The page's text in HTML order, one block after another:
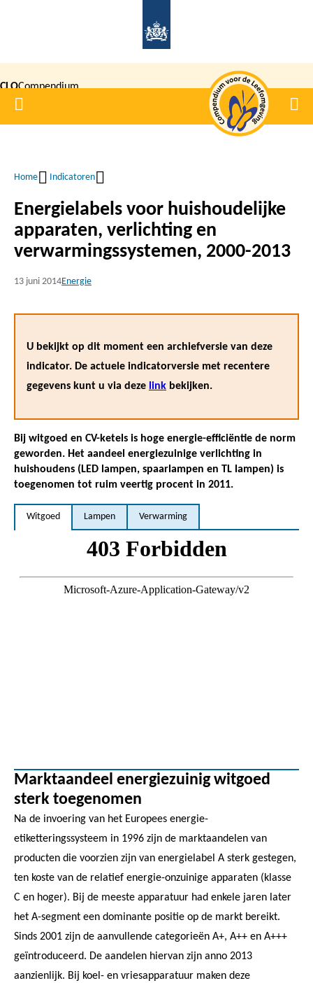
inhoud
gaan
CLOCompendium
voor de
Home
Kruimelpad
Home Indicatoren
Energielabels voor huishoudelijke
apparaten, verlichting en
verwarmingssystemen, 2000-2013
13 juni 2014Energie
U bekijkt op dit moment een archiefversie van deze
indicator. De actuele indicatorversie met recentere
gegevens kunt u via deze link bekijken.
Bij witgoed en CV-ketels is hoge energie-efficiëntie de norm
geworden. Het aandeel energiezuinige verlichting in
huishoudens (LED lampen, spaarlampen en TL lampen) is
toegenomen tot ruim veertig procent in 2011.
Witgoed Lampen Verwarming
Marktaandeel energiezuinig witgoed
sterk toegenomen
Na de invoering van het Europees energie-
etiketteringssysteem in 1996 zijn de marktaandelen van
producten die voorzien zijn van energielabel A sterk gestegen,
ten koste van de relatief energie-onzuinige apparaten (klasse
C en hoger). Bij de meeste apparatuur had enkele jaren later
het A-segment een dominante positie op de markt bereikt.
Sinds 2001 zijn de aanvullende categorieën A+, A++ en A+++
geïntroduceerd. De aandelen hiervan zijn anno 2013
aanzienlijk. Bij koel- en vriesapparatuur maken deze